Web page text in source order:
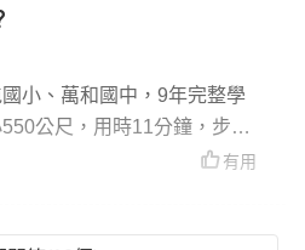
小、萬和國中，9年完整學
公尺，用時11分鐘，步行
用時17分鐘
有用